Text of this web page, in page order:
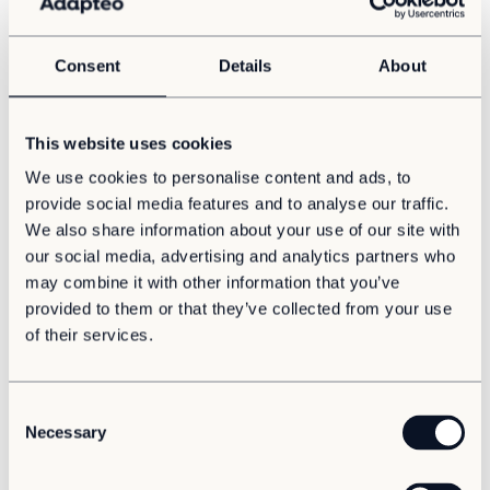
Consent Details About
This website uses cookies
We use cookies to personalise content and ads, to
provide social media features and to analyse our traffic.
We also share information about your use of our site with
our social media, advertising and analytics partners who
may combine it with other information that you’ve
provided to them or that they’ve collected from your use
of their services.
Necessary
Korte lijnen met aandacht voor elkaar
Mariël kijkt met een goed gevoel terug op de
verliep prettig en met korte lijnen. Er werd goed
geluisterd en er was ruimte voor overleg. De
samenwerking met de onderaannemer en de
projectbegeleider vanuit de veiling verliep ook
vlekkeloos. We hadden een goede klik met alle
projectbetrokkenen.” Zo ook met Leo, een vakman
met veel kennis die vanuit Adapteo werd
aangedragen. “Het was mooi om te zien hoe jong
van de wanden. Deze zijn goed geïsoleerd met als
Tijdens het plaatsen bleek er daarnaast een kier te